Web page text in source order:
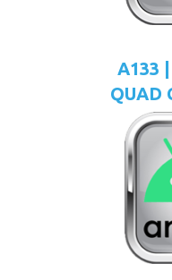
A133
QUAD